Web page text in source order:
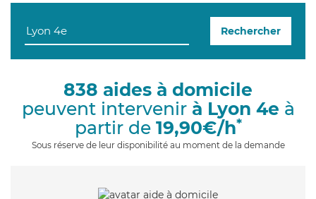
n
g
Rechercher
838 aides à domicile
peuvent intervenir à Lyon 4e à
partir de 19,90€/h*
Sous réserve de leur disponibilité au moment de la demande